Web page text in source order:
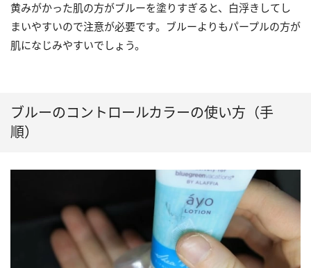
黄みがかった肌の方がブルーを塗りすぎると、白浮きしてし
まいやすいので注意が必要です。ブルーよりもパープルの方が
肌になじみやすいでしょう。
ブルーのコントロールカラーの使い方（手
順）